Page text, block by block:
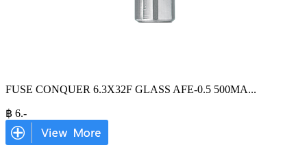
FUSE CONQUER 6.3X32F GLASS AFE-0.5 500MA...
฿ 6.-